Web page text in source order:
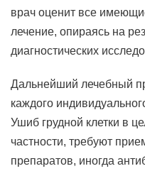
врач оценит все
лечение, опираясь на
диагностических
Дальнейший лечебный
каждого
Ушиб грудной клетки в
частности, требуют
препаратов, иногда